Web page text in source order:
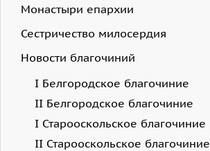
Монастыри епархии
Сестричество милосердия
Новости благочиний
I Белгородское благочиние
II Белгородское благочиние
I Старооскольское благочиние
II Старооскольское благочиние